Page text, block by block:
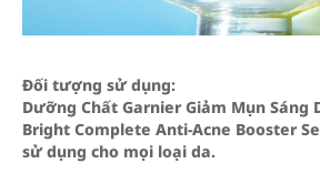
Đối tượng sử dụng:
Dưỡng Chất Garnier Giảm Mụn Sáng
Bright Complete Anti-Acne Booster
sử dụng cho mọi loại da.